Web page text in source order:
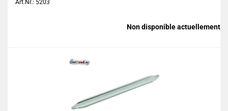
Art.Nr.: 5203
Non disponible actuellement